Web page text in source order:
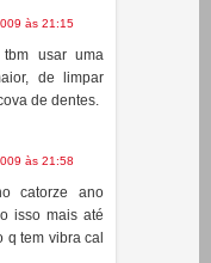
de dentes.
às 21:58
catorze ano
isso mais até
q tem vibra cal
às 13:07